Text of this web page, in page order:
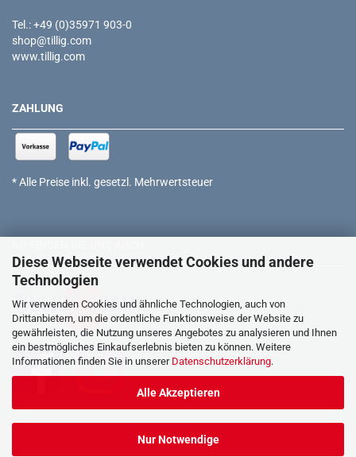
Diese Webseite verwendet Cookies und andere
Technologien
Wir verwenden Cookies und ähnliche Technologien, auch von
Drittanbietern, um die ordentliche Funktionsweise der Website zu
gewährleisten, die Nutzung unseres Angebotes zu analysieren und Ihnen
ein bestmögliches Einkaufserlebnis bieten zu können. Weitere
Informationen finden Sie in unserer Datenschutzerklärung.
Alle Akzeptieren
Nur Notwendige
Tel.: +49 (0)35971 903-0
shop@tillig.com
www.tillig.com
ZAHLUNG
* Alle Preise inkl. gesetzl. Mehrwertsteuer